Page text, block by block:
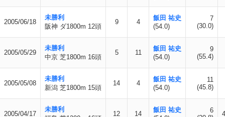
2005/06/18
未勝利
阪神 ダ1800m 12頭
9 4
飯田 祐史
(54.0)
7
(30.0)
2005/05/29
未勝利
中京 芝1800m 16頭
5 11
飯田 祐史
(54.0)
9
(55.4)
2005/05/08
未勝利
新潟 芝1800m 15頭
14 4
飯田 祐史
(54.0)
11
(45.8)
2005/04/17
未勝利
12 14
飯田 祐史
6